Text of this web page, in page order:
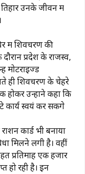
उनके जीवन में
में शिवचरण की
प्रदेश के राजस्व,
मोटराइज्ड
ही शिवचरण के चेहरे
उन्होंने कहा कि
कार्य स्वयं कर सकेंगे
कार्ड भी बनाया
मिलने लगी है। वहीं
प्रतिमाह एक हजार
हो रही है। इन